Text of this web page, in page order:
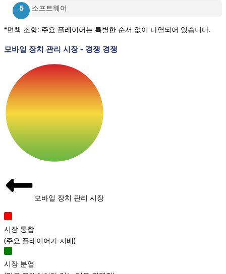
소프트웨어
*면책 조항: 주요 플레이어는 특별한 순서 없이 나열되어 있습니다.
모바일 장치 관리 시장- 경쟁 경쟁
모바일 장치 관리 시장
시장 통합
(주요 플레이어가 지배)
시장 분열